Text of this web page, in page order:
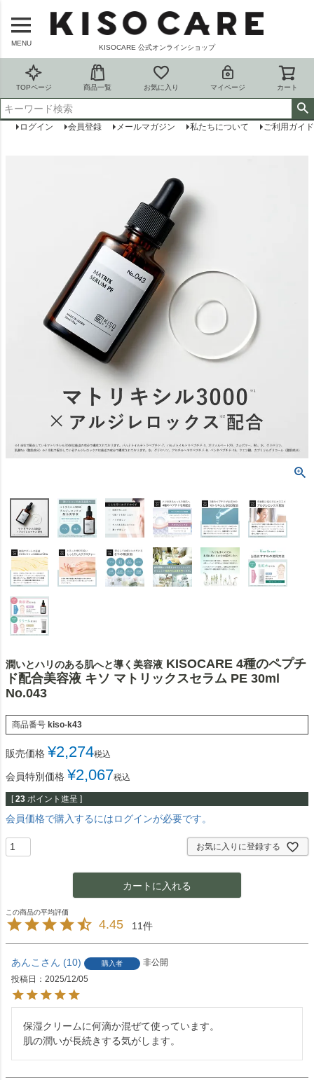
MENU
KISOCARE 公式オンラインショップ
TOPページ 商品一覧 お気に入り マイページ カート
ログイン 会員登録 メールマガジン 私たちについて ご利用ガイド
潤いとハリのある肌へと導く美容液 KISOCARE 4種のペプチ
ド配合美容液 キソ マトリックスセラム PE 30ml
No.043
商品番号 kiso-k43
販売価格 ¥2,274税込
会員特別価格 ¥2,067税込
[ 23 ポイント進呈 ]
会員価格で購入するにはログインが必要です。
お気に入りに登録する
カートに入れる
4.45 11
あんこ 10 購入者
非公開
投稿日
2025/12/05
保湿クリームに何滴か混ぜて使っています。
肌の潤いが長続きする気がします。